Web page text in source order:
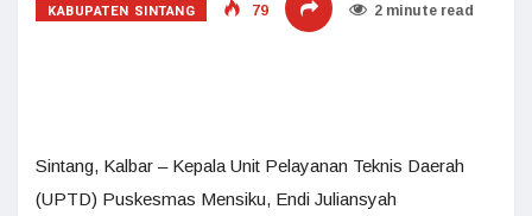
KABUPATEN SINTANG 79 2 minute read
Sintang, Kalbar – Kepala Unit Pelayanan Teknis Daerah
(UPTD) Puskesmas Mensiku, Endi Juliansyah